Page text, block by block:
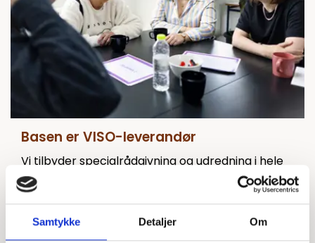
Samtykke Detaljer Om
Basen er VISO-leverandør
Vi tilbyder specialrådgivning og udredning i hele
landet – med ekspertise i de mest komplekse
børnesager. Vores specialister kan også bookes
til skræddersyede kurser og uddannelser.
Læs mere